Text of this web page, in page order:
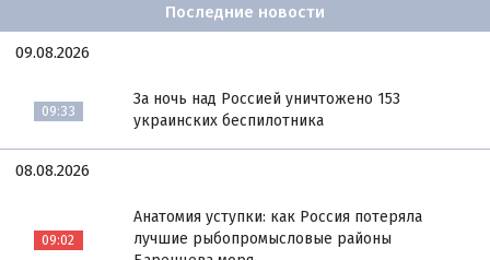
Последние новости
09.08.2026
09:33
За ночь над Россией уничтожено 153
украинских беспилотника
08.08.2026
09:02
Анатомия уступки: как Россия потеряла
лучшие рыбопромысловые районы